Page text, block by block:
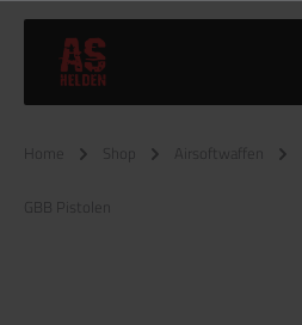
Home Shop Airsoftwaffen
GBB Pistolen